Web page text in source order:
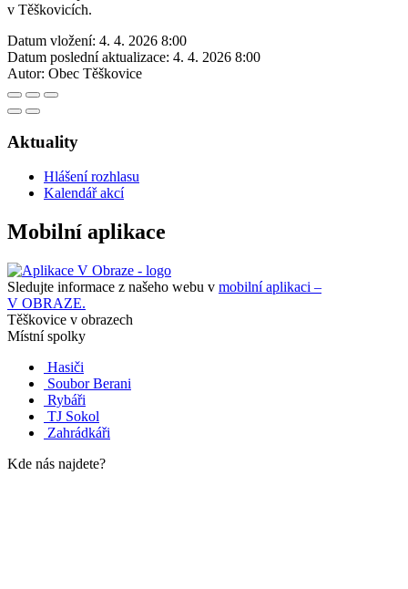
v Těškovicích.
Datum vložení: 4. 4. 2026 8:00
Datum poslední aktualizace: 4. 4. 2026 8:00
Autor: Obec Těškovice
Aktuality
Hlášení rozhlasu
Kalendář akcí
Mobilní aplikace
Sledujte informace z našeho webu v mobilní aplikaci –
V OBRAZE.
Těškovice v obrazech
Místní spolky
Hasiči
Soubor Berani
Rybáři
TJ Sokol
Zahrádkáři
Kde nás najdete?